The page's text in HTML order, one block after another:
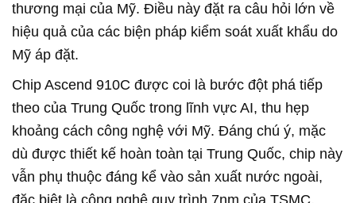
thương mại của Mỹ. Điều này đặt ra câu hỏi lớn về
hiệu quả của các biện pháp kiểm soát xuất khẩu do
Mỹ áp đặt.
Chip Ascend 910C được coi là bước đột phá tiếp
theo của Trung Quốc trong lĩnh vực AI, thu hẹp
khoảng cách công nghệ với Mỹ. Đáng chú ý, mặc
dù được thiết kế hoàn toàn tại Trung Quốc, chip này
vẫn phụ thuộc đáng kể vào sản xuất nước ngoài,
đặc biệt là công nghệ quy trình 7nm của TSMC.